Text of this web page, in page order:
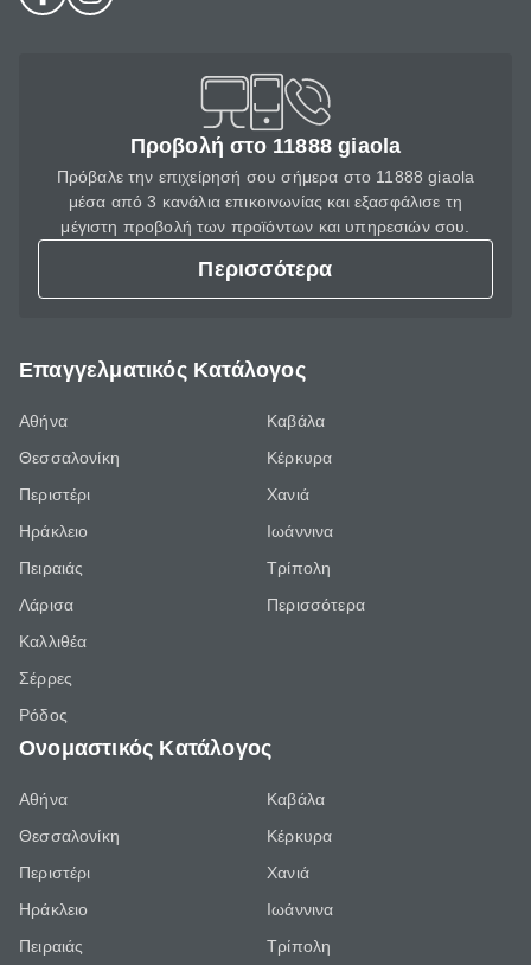
Προβολή στο 11888 giaola
Πρόβαλε την επιχείρησή σου σήμερα στο 11888 giaola
μέσα από 3 κανάλια επικοινωνίας και εξασφάλισε τη
μέγιστη προβολή των προϊόντων και υπηρεσιών σου.
Περισσότερα
Επαγγελματικός Κατάλογος
Αθήνα
Θεσσαλονίκη
Περιστέρι
Ηράκλειο
Πειραιάς
Λάρισα
Καλλιθέα
Σέρρες
Ρόδος
Καβάλα
Κέρκυρα
Χανιά
Ιωάννινα
Τρίπολη
Περισσότερα
Ονομαστικός Κατάλογος
Αθήνα
Θεσσαλονίκη
Περιστέρι
Ηράκλειο
Πειραιάς
Καβάλα
Κέρκυρα
Χανιά
Ιωάννινα
Τρίπολη